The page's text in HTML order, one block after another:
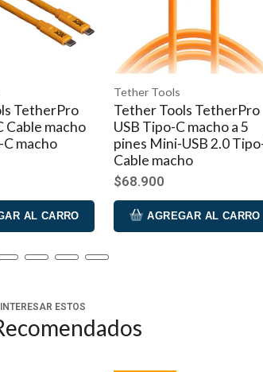
20 Pro Huawei P30 Pro LG G3 LG G4
Microsoft Lumia 950 Microsoft Lumia
3
TetherPro
macho a 5
2.0 Tipo-B
AL CARRO
Tether Tools
Tether Tools TetherPro
USB Tipo-C Macho a USB
3.0 Tipo A Cable Macho
$68.900
AGREGAR AL CARRO
ESTOS